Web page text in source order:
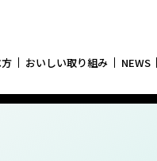
おいしい取り組み NEWS